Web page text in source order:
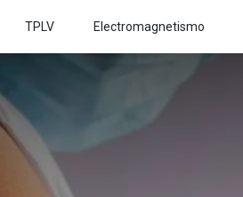
TPLV Electromagnetismo